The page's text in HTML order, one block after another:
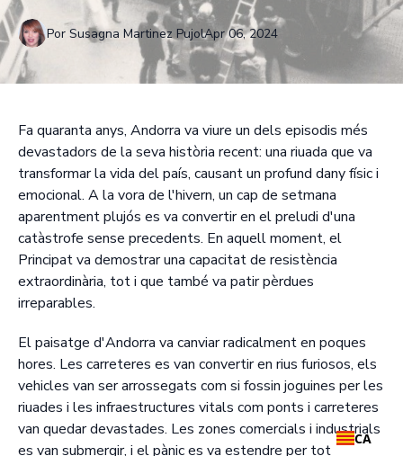
Apr 06, 2024
Por Susagna Martinez Pujol
Fa quaranta anys, Andorra va viure un dels episodis més
devastadors de la seva història recent: una riuada que va
transformar la vida del país, causant un profund dany físic i
emocional. A la vora de l'hivern, un cap de setmana
aparentment plujós es va convertir en el preludi d'una
catàstrofe sense precedents. En aquell moment, el
Principat va demostrar una capacitat de resistència
extraordinària, tot i que també va patir pèrdues
irreparables.
El paisatge d'Andorra va canviar radicalment en poques
hores. Les carreteres es van convertir en rius furiosos, els
vehicles van ser arrossegats com si fossin joguines per les
riuades i les infraestructures vitals com ponts i carreteres
van quedar devastades. Les zones comercials i industrials
es van submergir, i el pànic es va estendre per tot
CA